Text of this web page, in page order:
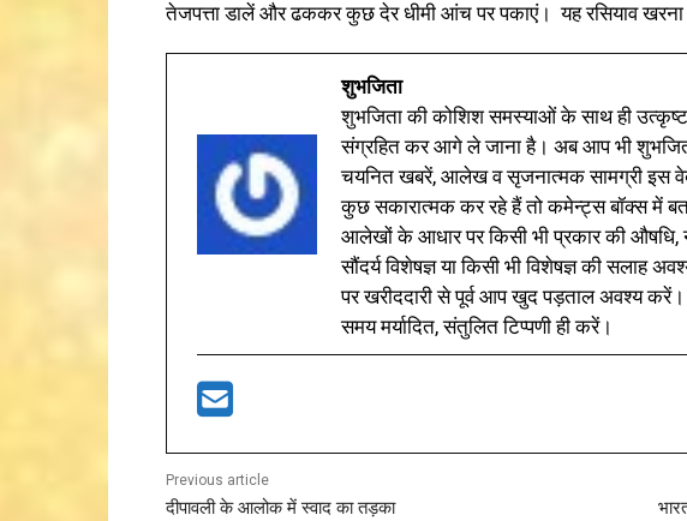
तेजपत्ता डालें और ढककर कुछ देर धीमी आंच पर पकाएं। यह रसियाव खरना
शुभजिता
शुभजिता की कोशिश समस्याओं के साथ ही
संग्रहित कर आगे ले जाना है। अब आप भी
चयनित खबरें, आलेख व सृजनात्मक सामग्री इस
कुछ सकारात्मक कर रहे हैं तो कमेन्ट्स बॉक्स में
आलेखों के आधार पर किसी भी प्रकार की
सौंदर्य विशेषज्ञ या किसी भी विशेषज्ञ की
पर खरीददारी से पूर्व आप खुद पड़ताल अवश्य
समय मर्यादित, संतुलित टिप्पणी ही करें।
Previous article
दीपावली के आलोक में स्वाद का तड़का